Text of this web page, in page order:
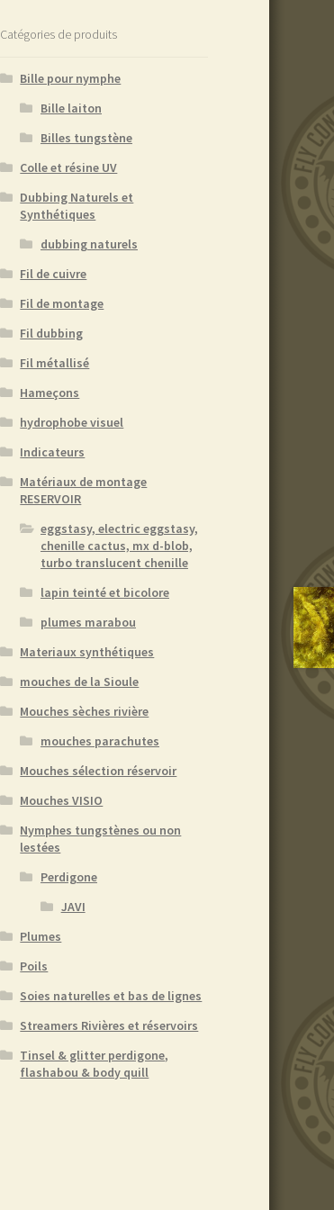
Catégories de produits
Bille pour nymphe
Bille laiton
Billes tungstène
Colle et résine UV
Dubbing Naturels et
Synthétiques
dubbing naturels
Fil de cuivre
Fil de montage
Fil dubbing
Fil métallisé
Hameçons
hydrophobe visuel
Indicateurs
Matériaux de montage
RESERVOIR
eggstasy, electric eggstasy,
chenille cactus, mx d-blob,
turbo translucent chenille
lapin teinté et bicolore
plumes marabou
Materiaux synthétiques
mouches de la Sioule
Mouches sèches rivière
mouches parachutes
Mouches sélection réservoir
Mouches VISIO
Nymphes tungstènes ou non
lestées
Perdigone
JAVI
Plumes
Poils
Soies naturelles et bas de lignes
Streamers Rivières et réservoirs
Tinsel & glitter perdigone,
flashabou & body quill